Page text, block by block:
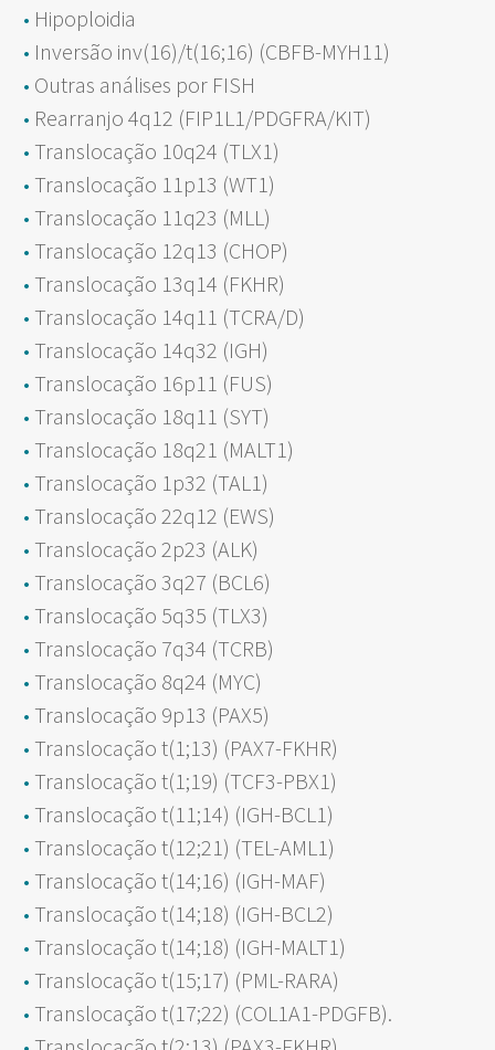
Hipoploidia
Inversão inv(16)/t(16;16) (CBFB-MYH11)
Outras análises por FISH
Rearranjo 4q12 (FIP1L1/PDGFRA/KIT)
Translocação 10q24 (TLX1)
Translocação 11p13 (WT1)
Translocação 11q23 (MLL)
Translocação 12q13 (CHOP)
Translocação 13q14 (FKHR)
Translocação 14q11 (TCRA/D)
Translocação 14q32 (IGH)
Translocação 16p11 (FUS)
Translocação 18q11 (SYT)
Translocação 18q21 (MALT1)
Translocação 1p32 (TAL1)
Translocação 22q12 (EWS)
Translocação 2p23 (ALK)
Translocação 3q27 (BCL6)
Translocação 5q35 (TLX3)
Translocação 7q34 (TCRB)
Translocação 8q24 (MYC)
Translocação 9p13 (PAX5)
Translocação t(1;13) (PAX7-FKHR)
Translocação t(1;19) (TCF3-PBX1)
Translocação t(11;14) (IGH-BCL1)
Translocação t(12;21) (TEL-AML1)
Translocação t(14;16) (IGH-MAF)
Translocação t(14;18) (IGH-BCL2)
Translocação t(14;18) (IGH-MALT1)
Translocação t(15;17) (PML-RARA)
Translocação t(17;22) (COL1A1-PDGFB).